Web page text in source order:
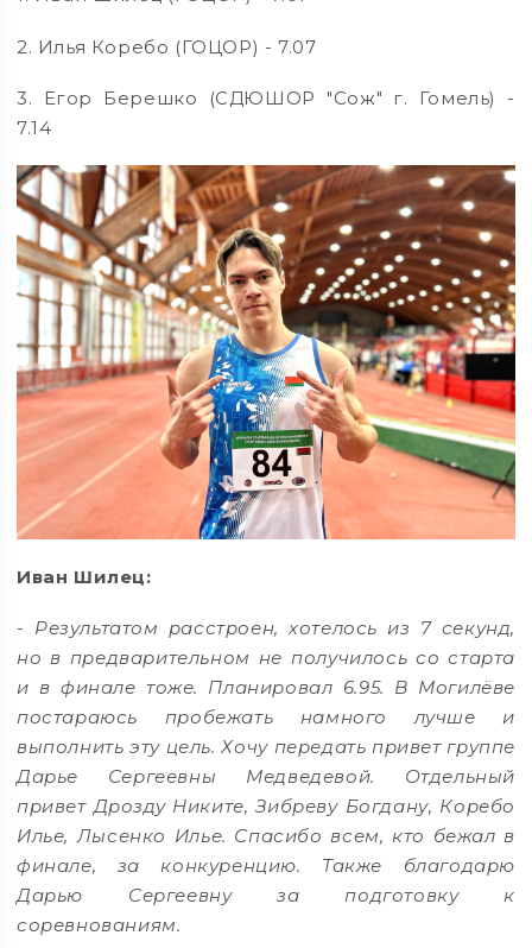
2. Илья Коребо (ГОЦОР) - 7.07
3. Егор Берешко (СДЮШОР "Сож" г. Гомель) -
7.14
Иван Шилец:
- Результатом расстроен, хотелось из 7 секунд,
но в предварительном не получилось со старта
и в финале тоже. Планировал 6.95. В Могилёве
постараюсь пробежать намного лучше и
выполнить эту цель. Хочу передать привет группе
Дарье Сергеевны Медведевой. Отдельный
привет Дрозду Никите, Зибреву Богдану, Коребо
Илье, Лысенко Илье. Спасибо всем, кто бежал в
финале, за конкуренцию. Также благодарю
Дарью Сергеевну за подготовку к
соревнованиям.